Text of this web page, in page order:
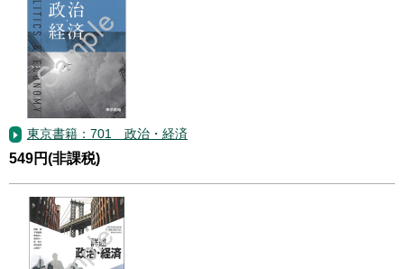
東京書籍：701 政治・経済
549円(非課税)